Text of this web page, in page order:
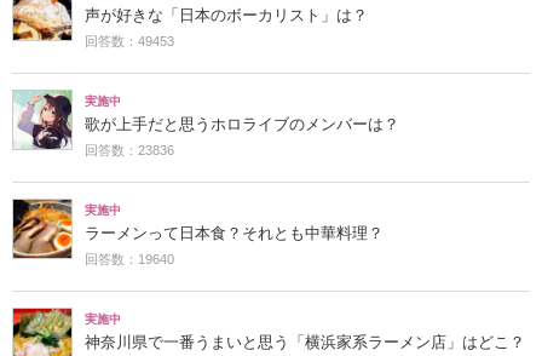
声が好きな「日本のボーカリスト」は？
回答数：49453
実施中
歌が上手だと思うホロライブのメンバーは？
回答数：23836
実施中
ラーメンって日本食？それとも中華料理？
回答数：19640
実施中
神奈川県で一番うまいと思う「横浜家系ラーメン店」はどこ？